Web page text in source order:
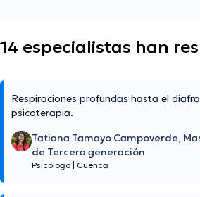
14 especialistas han
Respiraciones profundas hasta el
psicoterapia.
Tatiana Tamayo Campoverde,
de Tercera generación
Psicólogo
Cuenca